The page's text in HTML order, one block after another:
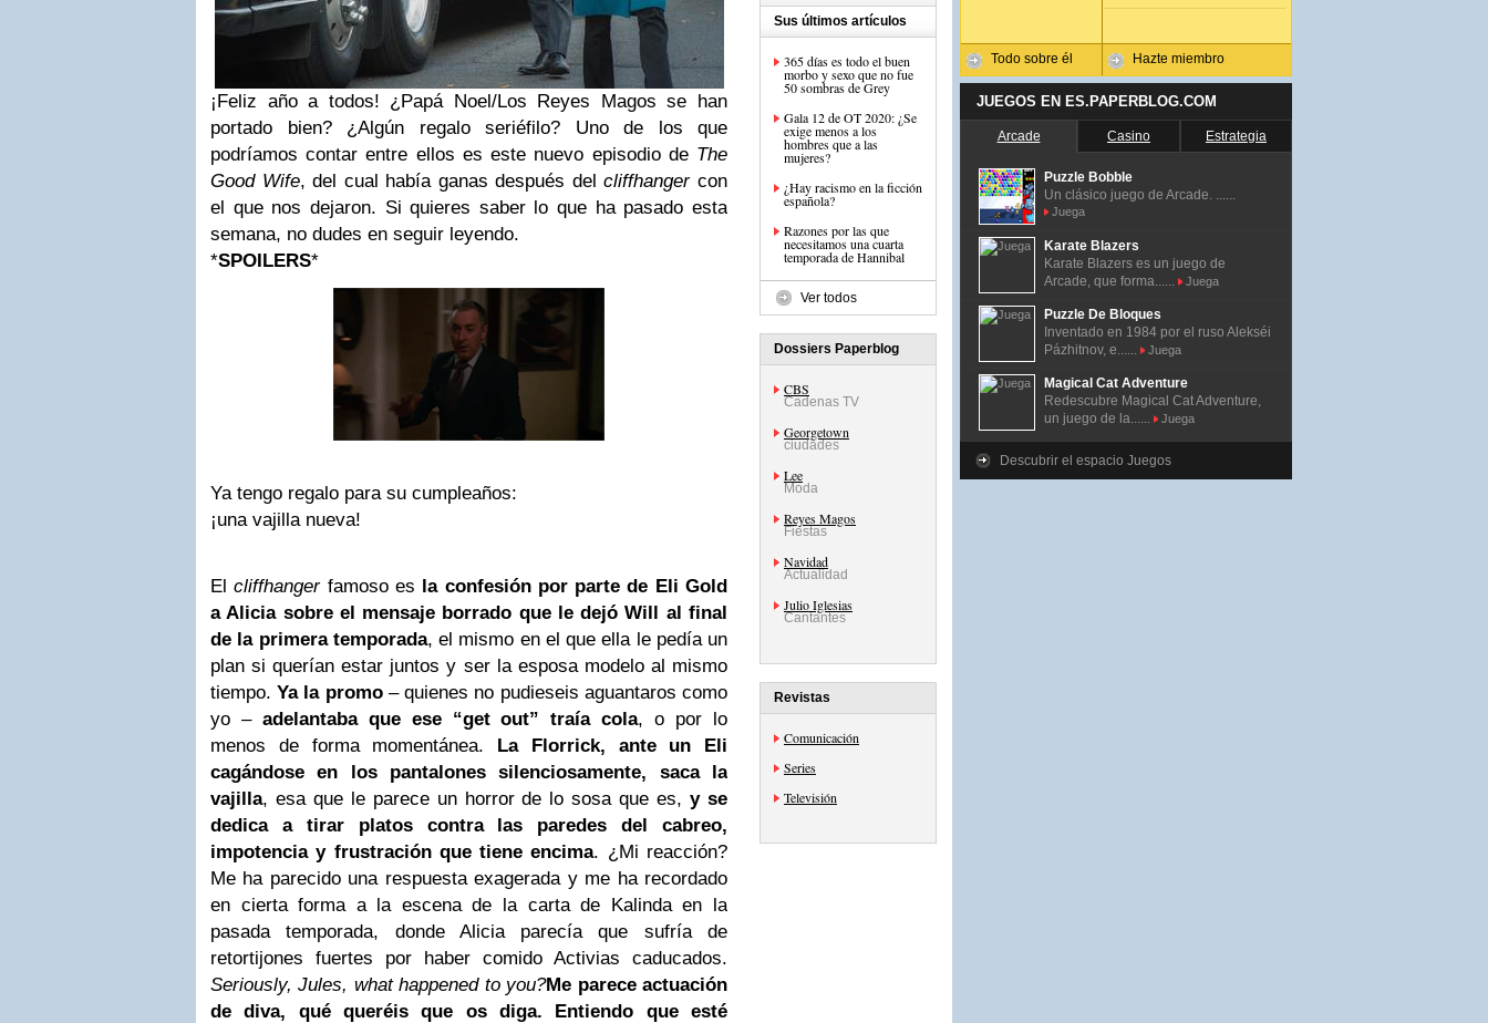
¡Feliz año a todos! ¿Papá Noel/Los Reyes Magos se han
portado bien? ¿Algún regalo seriéfilo? Uno de los que
podríamos contar entre ellos es este nuevo episodio de The
Good Wife, del cual había ganas después delcliffhangercon
el que nos dejaron. Si quieres saber lo que ha pasado esta
semana, no dudes en seguir leyendo.
*SPOILERS*
Ya tengo regalo para su cumpleaños:
¡una vajilla nueva!
Elcliffhangerfamoso es la confesión por parte de Eli Gold
a Alicia sobre el mensaje borrado que le dejó Will al final
de la primera temporada, el mismo en el que ella le pedía un
plan si querían estar juntos y ser la esposa modelo al mismo
tiempo.Ya la promo– quienes no pudieseis aguantaros como
yo – adelantaba que ese “get out” traía cola, o por lo
menos de forma momentánea. La Florrick, ante un Eli
cagándose en los pantalones silenciosamente, saca la
vajilla, esa que le parece un horror de lo sosa que es,y se
dedica a tirar platos contra las paredes del cabreo,
impotencia y frustración que tiene encima. ¿Mi reacción?
Me ha parecido una respuesta exagerada y me ha recordado
en cierta forma a la escena de la carta de Kalinda en la
pasada temporada, donde Alicia parecía que sufría de
retortijones fuertes por haber comido Activias caducados.
Seriously, Jules, what happened to you?Me parece actuación
de diva, qué queréis que os diga. Entiendo que esté
Sus últimos artículos
365 días es todo el buen
morbo y sexo que no fue
50 sombras de Grey
Gala 12 de OT 2020: ¿Se
exige menos a los
hombres que a las
mujeres?
¿Hay racismo en la ficción
española?
Razones por las que
necesitamos una cuarta
temporada de Hannibal
Ver todos
Dossiers Paperblog
CBS
Cadenas TV
Georgetown
ciudades
Lee
Moda
Reyes Magos
Fiestas
Navidad
Actualidad
Julio Iglesias
Cantantes
Revistas
Comunicación
Series
Televisión
Todo sobre él Hazte miembro
JUEGOS EN ES.PAPERBLOG.COM
Arcade Casino Estrategia
Puzzle Bobble
Un clásico juego de Arcade. ......
Juega
Karate Blazers
Karate Blazers es un juego de
Arcade, que forma......
Juega
Puzzle De Bloques
Inventado en 1984 por el ruso Alekséi
Pázhitnov, e......
Juega
Magical Cat Adventure
Redescubre Magical Cat Adventure,
un juego de la......
Juega
Descubrir el espacio Juegos